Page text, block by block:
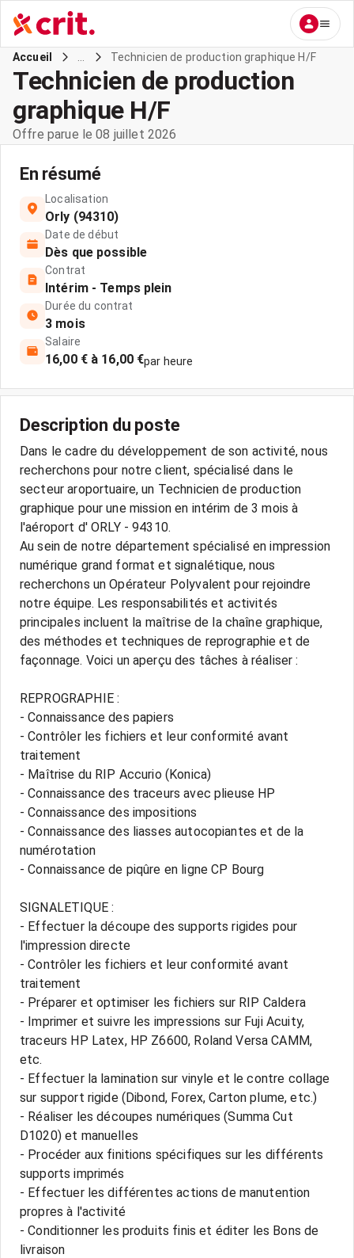
Accueil Technicien de production graphique H/F
Technicien de production
graphique H/F
Offre parue le 08 juillet 2026
En résumé
Localisation
Orly (94310)
Date de début
Dès que possible
Contrat
Intérim - Temps plein
Durée du contrat
3 mois
Salaire
16,00 € à 16,00 €par heure
Description du poste
Dans le cadre du développement de son activité, nous
recherchons pour notre client, spécialisé dans le
secteur aroportuaire, un Technicien de production
graphique pour une mission en intérim de 3 mois à
l'aéroport d' ORLY - 94310.
Au sein de notre département spécialisé en impression
numérique grand format et signalétique, nous
recherchons un Opérateur Polyvalent pour rejoindre
notre équipe. Les responsabilités et activités
principales incluent la maîtrise de la chaîne graphique,
des méthodes et techniques de reprographie et de
façonnage. Voici un aperçu des tâches à réaliser :
REPROGRAPHIE :
- Connaissance des papiers
- Contrôler les fichiers et leur conformité avant
traitement
- Maîtrise du RIP Accurio (Konica)
- Connaissance des traceurs avec plieuse HP
- Connaissance des impositions
- Connaissance des liasses autocopiantes et de la
numérotation
- Connaissance de piqûre en ligne CP Bourg
SIGNALETIQUE :
- Effectuer la découpe des supports rigides pour
l'impression directe
- Contrôler les fichiers et leur conformité avant
traitement
- Préparer et optimiser les fichiers sur RIP Caldera
- Imprimer et suivre les impressions sur Fuji Acuity,
traceurs HP Latex, HP Z6600, Roland Versa CAMM,
etc.
- Effectuer la lamination sur vinyle et le contre collage
sur support rigide (Dibond, Forex, Carton plume, etc.)
- Réaliser les découpes numériques (Summa Cut
D1020) et manuelles
- Procéder aux finitions spécifiques sur les différents
supports imprimés
- Effectuer les différentes actions de manutention
propres à l'activité
- Conditionner les produits finis et éditer les Bons de
livraison